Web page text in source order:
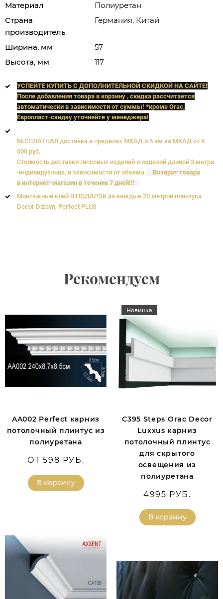
Материал
Полиуретан
Страна
производитель
Германия, Китай
Ширина, мм
57
Высота, мм
117
УСПЕЙТЕ КУПИТЬ C ДОПОЛНИТЕЛЬНОЙ СКИДКОЙ НА САЙТЕ!
После добавления товара в корзину , скидка рассчитается
автоматически в зависимости от суммы! *кроме Orac,
Европласт-скидку уточняйте у менеджера!
БЕСПЛАТНАЯ доставка в пределах МКАД и 5 км за МКАД от 8
000 руб.
Стоимость доставки гипсовых изделий и изделий длиной 3 метра
-индивидуальна, в зависимости от объема.
Возврат товара
в интернет-магазин в течение 7 дней!!!
Монтажный клей В ПОДАРОК за каждые 20 метров плинтуса
Decor Dizayn, Perfect PLUS
Рекомендуем
AA002 Perfect карниз
потолочный плинтус из
полиуретана
ОТ 598 РУБ.
В корзину
Новинка
C395 Steps Orac Decor
Luxxus карниз
потолочный плинтус
для скрытого
освещения из
полиуретана
4995 РУБ.
В корзину